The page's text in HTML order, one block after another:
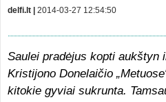
delfi.lt | 2014-03-27 12:54:50
Saulei pradėjus kopti aukštyn
Kristijono Donelaičio
kitokie gyviai sukrunta.